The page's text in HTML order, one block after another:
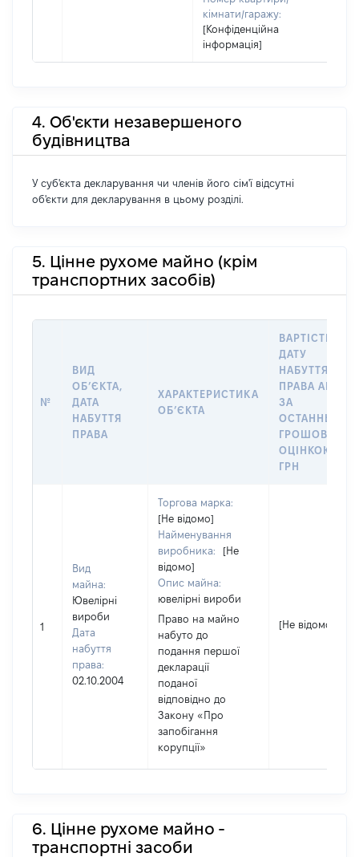
кімнати/гаражу:
[Конфіденційна
інформація]
4. Об'єкти незавершеного
будівництва
У суб'єкта декларування чи членів його сім'ї відсутні
об'єкти для декларування в цьому розділі.
5. Цінне рухоме майно (крім
транспортних засобів)
№
ВИД
ОБʼЄКТА,
ДАТА
НАБУТТЯ
ПРАВА
ХАРАКТЕРИСТИКА
ОБʼЄКТА
ВАРТІСТЬ НА
ДАТУ
НАБУТТЯ
ПРАВА АБО
ЗА
ОСТАННЬОЮ
ГРОШОВОЮ
ОЦІНКОЮ,
ГРН
1
Вид
майна:
Ювелірні
вироби
Дата
набуття
права:
02.10.2004
Торгова марка:
[Не відомо]
Найменування
виробника:
[Не
відомо]
Опис майна:
ювелірні вироби
Право на майно
набуто до
подання першої
декларації
поданої
відповідно до
Закону «Про
запобігання
корупції»
[Не відомо]
6. Цінне рухоме майно -
транспортні засоби